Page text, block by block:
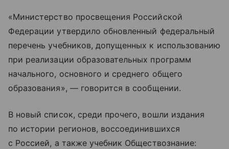
«Министерство просвещения Российской
Федерации утвердило обновленный федеральный
перечень учебников, допущенных к использованию
при реализации образовательных программ
начального, основного и среднего общего
образования», — говорится в сообщении.
В новый список, среди прочего, вошли издания
по истории регионов, воссоединившихся
с Россией, а также учебник Обществознание: